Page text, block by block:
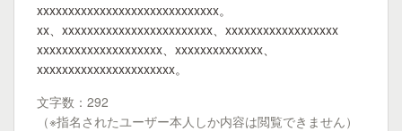
xxxxxxxxxxxxxxxxxxxxxxxxxxxxx。
xx、xxxxxxxxxxxxxxxxxxxxxxxx、xxxxxxxxxxxxxxxxxx
xxxxxxxxxxxxxxxxxxxx、xxxxxxxxxxxxxx、
xxxxxxxxxxxxxxxxxxxxxx。
文字数：292
（※指名されたユーザー本人しか内容は閲覧できません）